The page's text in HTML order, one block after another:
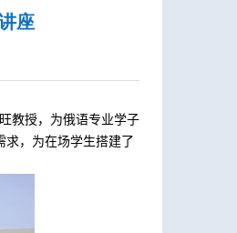
座
教授，为俄语专业学子
求，为在场学生搭建了